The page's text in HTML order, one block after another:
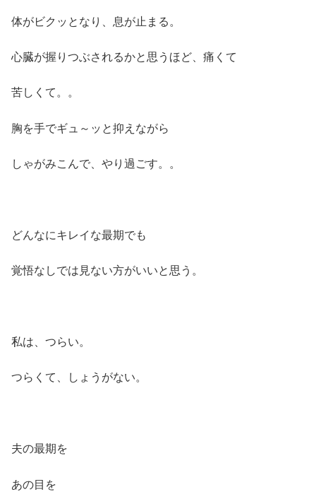
体がビクッとなり、息が止まる。
心臓が握りつぶされるかと思うほど、痛くて
苦しくて。。
胸を手でギュ～ッと抑えながら
しゃがみこんで、やり過ごす。。
どんなにキレイな最期でも
覚悟なしでは見ない方がいいと思う。
私は、つらい。
つらくて、しょうがない。
夫の最期を
あの目を